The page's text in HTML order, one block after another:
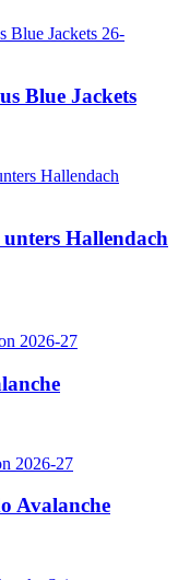
Blue Jackets
Hallendach
Avalanche